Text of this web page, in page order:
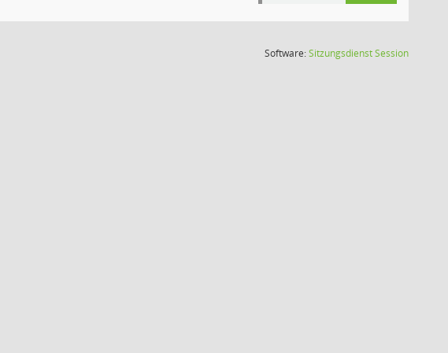
Software:SitzungsdienstSession(Wird in